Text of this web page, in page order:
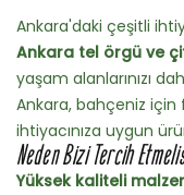
Ankara'daki çeşitli
Ankara tel örgü ve
yaşam alanlarınızı
Ankara, bahçeniz için
ihtiyacınıza uygun
Neden Bizi Tercih
Yüksek kaliteli